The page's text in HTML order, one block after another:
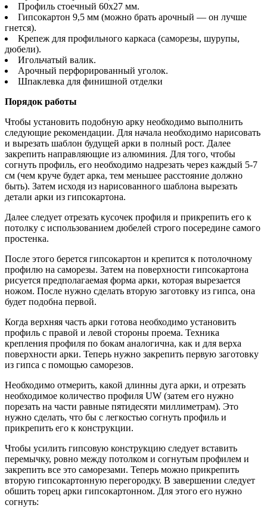
Профиль стоечный 60х27 мм.
Гипсокартон 9,5 мм (можно брать арочный — он лучше
гнется).
Крепеж для профильного каркаса (саморезы, шурупы,
дюбели).
Игольчатый валик.
Арочный перфорированный уголок.
Шпаклевка для финишной отделки
Порядок работы
Чтобы установить подобную арку необходимо выполнить
следующие рекомендации. Для начала необходимо нарисовать
и вырезать шаблон будущей арки в полный рост. Далее
закрепить направляющие из алюминия. Для того, чтобы
согнуть профиль, его необходимо надрезать через каждый 5-7
см (чем круче будет арка, тем меньшее расстояние должно
быть). Затем исходя из нарисованного шаблона вырезать
детали арки из гипсокартона.
Далее следует отрезать кусочек профиля и прикрепить его к
потолку с использованием дюбелей строго посередине самого
простенка.
После этого берется гипсокартон и крепится к потолочному
профилю на саморезы. Затем на поверхности гипсокартона
рисуется предполагаемая форма арки, которая вырезается
ножом. После нужно сделать вторую заготовку из гипса, она
будет подобна первой.
Когда верхняя часть арки готова необходимо установить
профиль с правой и левой стороны проема. Техника
крепления профиля по бокам аналогична, как и для верха
поверхности арки. Теперь нужно закрепить первую заготовку
из гипса с помощью саморезов.
Необходимо отмерить, какой длинны дуга арки, и отрезать
необходимое количество профиля UW (затем его нужно
порезать на части равные пятидесяти миллиметрам). Это
нужно сделать, что бы с легкостью согнуть профиль и
прикрепить его к конструкции.
Чтобы усилить гипсовую конструкцию следует вставить
перемычку, ровно между потолком и согнутым профилем и
закрепить все это саморезами. Теперь можно прикрепить
вторую гипсокартонную перегородку. В завершении следует
обшить торец арки гипсокартонном. Для этого его нужно
согнуть: